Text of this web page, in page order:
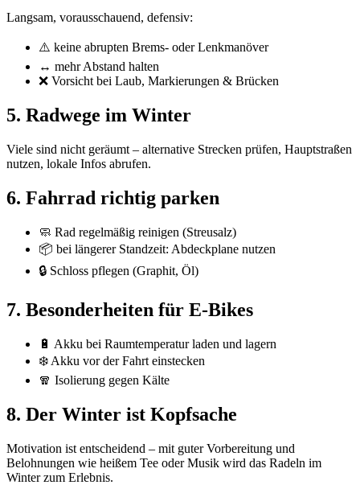
Langsam, vorausschauend, defensiv:
⚠️ keine abrupten Brems- oder Lenkmanöver
↔️ mehr Abstand halten
❌ Vorsicht bei Laub, Markierungen & Brücken
5. Radwege im Winter
Viele sind nicht geräumt – alternative Strecken prüfen, Hauptstraßen
nutzen, lokale Infos abrufen.
6. Fahrrad richtig parken
🧼 Rad regelmäßig reinigen (Streusalz)
📦 bei längerer Standzeit: Abdeckplane nutzen
🔒 Schloss pflegen (Graphit, Öl)
7. Besonderheiten für E-Bikes
🔋 Akku bei Raumtemperatur laden und lagern
❄️ Akku vor der Fahrt einstecken
🧣 Isolierung gegen Kälte
8. Der Winter ist Kopfsache
Motivation ist entscheidend – mit guter Vorbereitung und
Belohnungen wie heißem Tee oder Musik wird das Radeln im
Winter zum Erlebnis.